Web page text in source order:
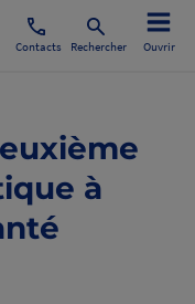
Contacts Rechercher Ouvrir
à